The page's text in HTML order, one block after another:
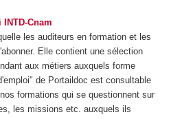
Cnam
les auditeurs en formation et les
Elle contient une sélection
aux métiers auxquels forme
de Portaildoc est consultable
formations qui se questionnent sur
les missions etc. auxquels ils